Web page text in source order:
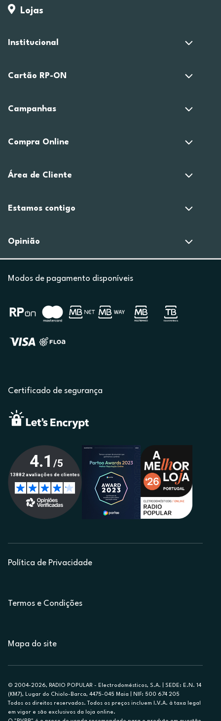
Lojas
Institucional
Cartão RP-ON
Campanhas
Compra Online
Área de Cliente
Estamos contigo
Opinião
Modos de pagamento disponíveis
Certificado de segurança
Política de Privacidade
Termos e Condições
Mapa do site
© 2004-2026, RADIO POPULAR - Electrodomésticos, S.A. | SEDE: E.N. 14
(KM7), Lugar do Chiolo-Barca, 4475-045 Maia | NIF: 500 674 205
Todos os direitos reservados. Todos os preços incluem I.V.A. à taxa legal
em vigor e são exclusivos da loja online.